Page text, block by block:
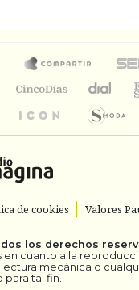
de cookies Valores
los derechos
en cuanto a la
mecánica o
para tal fin.